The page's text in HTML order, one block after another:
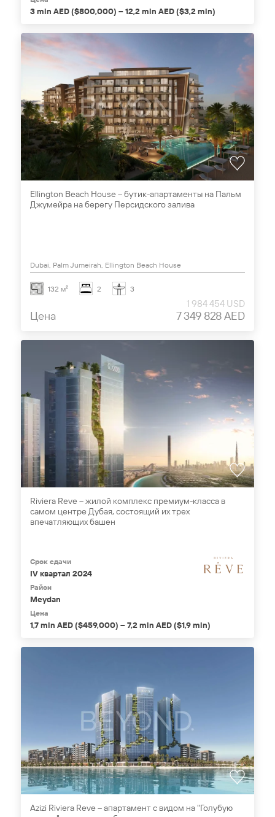
3 mln AED ($800,000) – 12,2 mln AED ($3,2 mln)
Ellington Beach House – бутик-апартаменты на Пальм
Джумейра на берегу Персидского залива
Dubai, Palm Jumeirah, Ellington Beach House
132 м² 2 3
Цена
1 984 454 USD
7 349 828 AED
Riviera Reve – жилой комплекс премиум-класса в
самом центре Дубая, состоящий их трех
впечатляющих башен
Срок сдачи
IV квартал 2024
Район
Meydan
Цена
1,7 mln AED ($459,000) – 7,2 mln AED ($1,9 mln)
Azizi Riviera Reve – апартамент с видом на "Голубую